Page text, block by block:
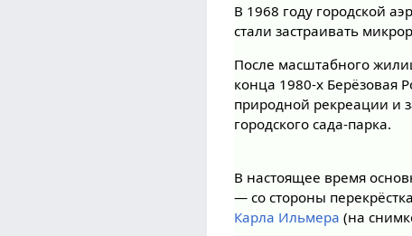
В 1968 году городской
стали застраивать
После масштабного
конца 1980-х Берёзовая
природной рекреации и
городского сада-парка.
В настоящее время
— со стороны перекрёстка
Карла Ильмера (на